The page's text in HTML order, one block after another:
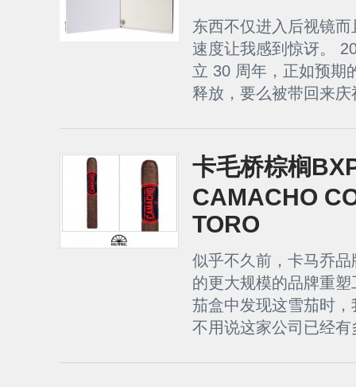
东西不仅进入后视镜
速度让我感到惊讶。
立 30 周年，正如预期
释放，要么被带回来
卡毛桥棕榈
CAMACHO
TORO
似乎不久前，卡马乔
的更大规模的品牌重
茄盒中发现这雪茄时
不用说这家公司已经